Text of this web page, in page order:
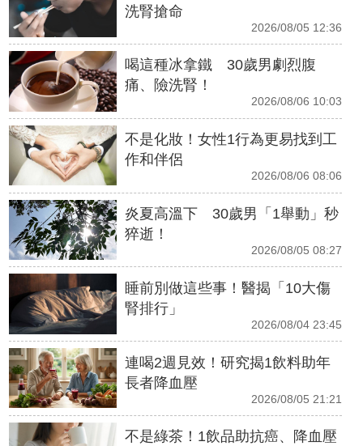
洗腎搶命
2026/08/05 12:36
喝這種冰拿鐵 30歲男劇烈腹
痛、險洗腎！
2026/08/06 10:03
不是化妝！女性1行為更易找到工
作和伴侶
2026/08/06 08:06
炎夏高溫下 30歲男「1舉動」秒
猝逝！
2026/08/05 08:27
睡前別做這些事！醫揭「10大傷
腎排行」
2026/08/04 23:45
連喝2週見效！研究揭1飲料助年
長者降血壓
2026/08/05 21:21
不是綠茶！1飲品助抗癌、降血壓